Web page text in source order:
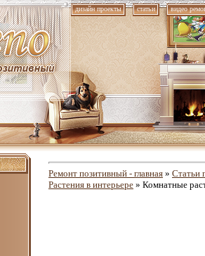
дизайн проекты статьи видео
Ремонт позитивный - главная » Статьи
Растения в интерьере » Комнатные